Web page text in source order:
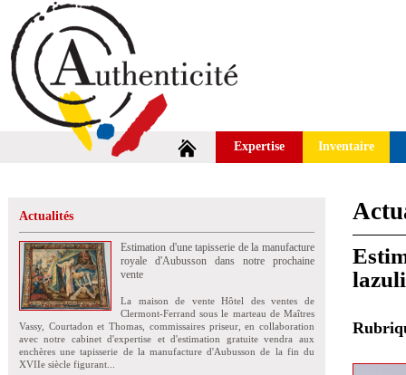
Expertise Inventaire
Actualités
Estimation d'une tapisserie de la manufacture
royale d'Aubusson dans notre prochaine
vente
La maison de vente Hôtel des ventes de
Clermont-Ferrand sous le marteau de Maîtres
Vassy, Courtadon et Thomas, commissaires priseur, en collaboration
avec notre cabinet d'expertise et d'estimation gratuite vendra aux
enchères une tapisserie de la manufacture d'Aubusson de la fin du
XVIIe siècle figurant...